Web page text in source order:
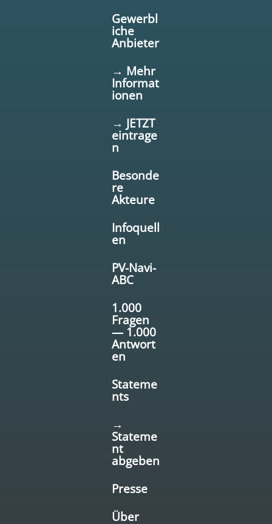
Gewerbl
iche
Anbieter
→ Mehr
Informat
ionen
→ JETZT
eintrage
n
Besonde
re
Akteure
Infoquell
en
PV-Navi-
ABC
1.000
Fragen
— 1.000
Antwort
en
Stateme
nts
→
Stateme
nt
abgeben
Presse
Über